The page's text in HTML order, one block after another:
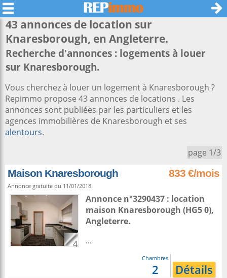
43 annonces de location sur
Knaresborough, en Angleterre.
Recherche d'annonces : logements à louer
sur Knaresborough.
Vous cherchez à louer un logement à Knaresborough ?
Repimmo propose 43 annonces de locations . Les
annonces sont publiées par les particuliers et les
agences immobilières de Knaresborough et ses
alentours.
page 1/3
Maison Knaresborough 833 €/mois
Annonce gratuite du 11/01/2018.
4
Annonce n°3290437 : location
maison Knaresborough (HG5 0),
Angleterre.
...
Chambres
2 Détails